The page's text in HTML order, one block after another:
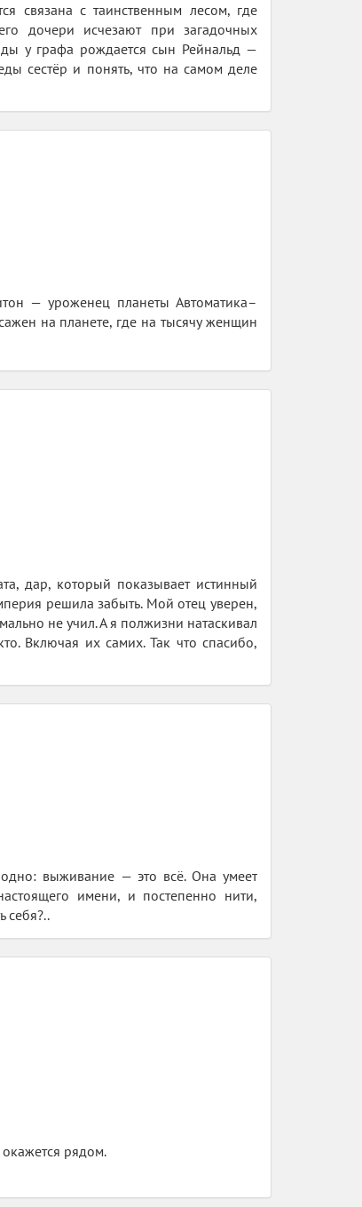
связана с таинственным лесом, где
дочери исчезают при загадочных
у графа рождается сын Рейнальд —
сестёр и понять, что на самом деле
— уроженец планеты Автоматика–
на планете, где на тысячу женщин
дар, который показывает истинный
решила забыть. Мой отец уверен,
не учил. А я полжизни натаскивал
Включая их самих. Так что спасибо,
выживание — это всё. Она умеет
имени, и постепенно нити,
себя?..
рядом.